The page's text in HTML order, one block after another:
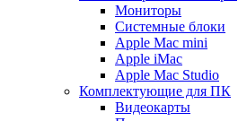
Мониторы
Системные блоки
Apple Mac mini
Apple iMac
Apple Mac Studio
Комплектующие для ПК
Видеокарты